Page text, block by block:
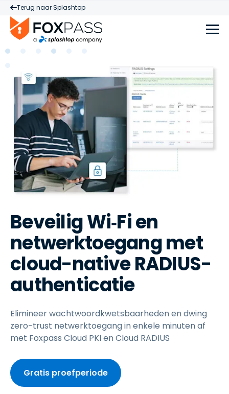
Terug naar Splashtop
Beveilig Wi‑Fi en
netwerktoegang met
cloud-native RADIUS-
authenticatie
Elimineer wachtwoordkwetsbaarheden en dwing
zero-trust netwerktoegang in enkele minuten af
met Foxpass Cloud PKI en Cloud RADIUS
Gratis proefperiode